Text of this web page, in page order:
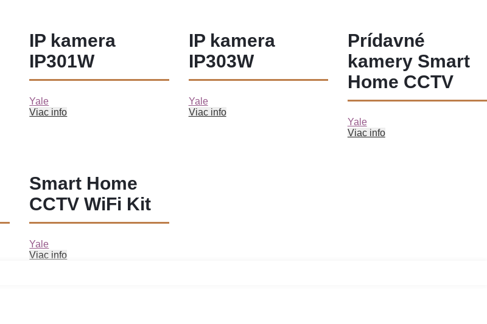
IP kamera
IP301W
Yale
Viac info
IP kamera
IP303W
Yale
Viac info
Prídavné
kamery Smart
Home CCTV
Yale
Viac info
Smart Home
CCTV WiFi Kit
Yale
Viac info